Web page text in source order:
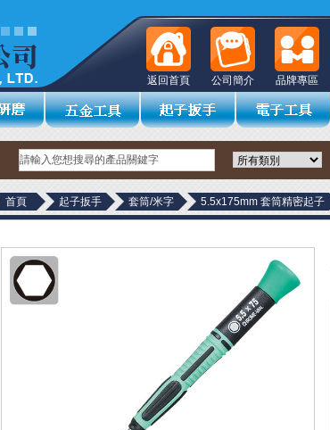
品牌專區
公司簡介
返回首頁
首頁 起子扳手 套筒/米字 5.5x175mm 套筒精密起子